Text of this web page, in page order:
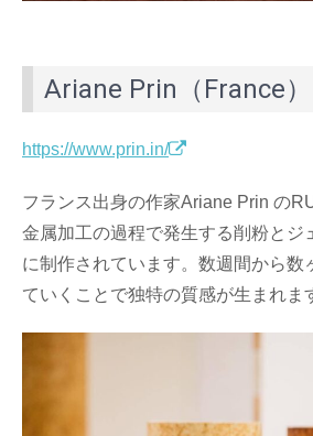
Ariane Prin（France）
https://www.prin.in/
フランス出身の作家Ariane Prin の
金属加工の過程で発生する削粉とジ
に制作されています。数週間から数
ていくことで独特の質感が生まれま